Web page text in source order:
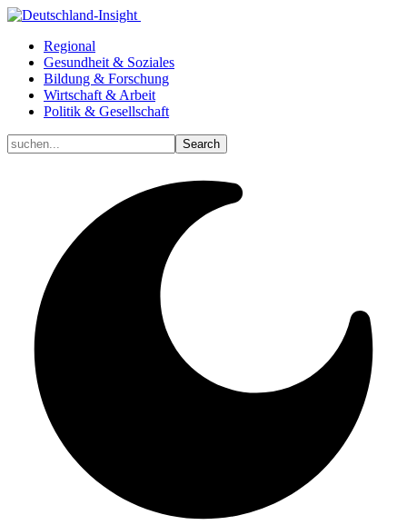
Regional
Gesundheit & Soziales
Bildung & Forschung
Wirtschaft & Arbeit
Politik & Gesellschaft